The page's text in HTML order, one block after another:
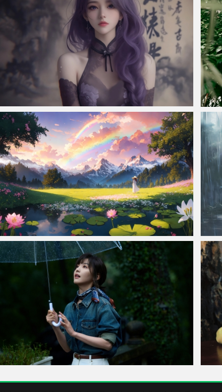
仙侠凌仙 紫色长卷发美女 古风古典 4K壁纸 白鹿
小女孩 花草树木 荷花 美丽风景2560x1600高清壁纸 雨天